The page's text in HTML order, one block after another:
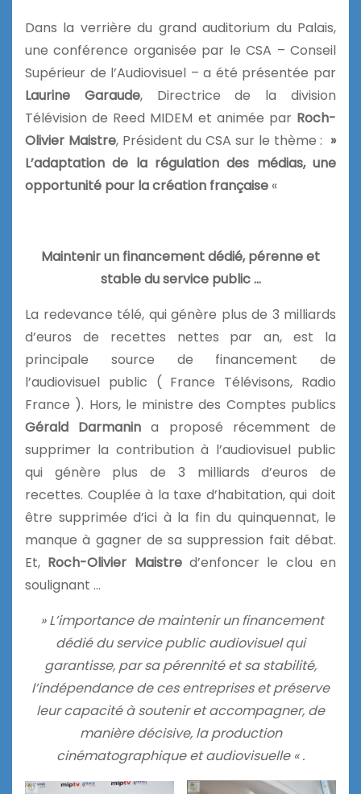
Dans la verrière du grand auditorium du Palais,
une conférence organisée par le CSA – Conseil
Supérieur de l’Audiovisuel – a été présentée par
Laurine Garaude, Directrice de la division
Télévision de Reed MIDEM et animée par Roch-
Olivier Maistre, Président du CSA sur le thème : »
L’adaptation de la régulation des médias, une
opportunité pour la création française «
Maintenir un financement dédié, pérenne et
stable du service public …
La redevance télé, qui génère plus de 3 milliards
d’euros de recettes nettes par an, est la
principale source de financement de
l’audiovisuel public ( France Télévisons, Radio
France ). Hors, le ministre des Comptes publics
Gérald Darmanin a proposé récemment de
supprimer la contribution à l’audiovisuel public
qui génère plus de 3 milliards d’euros de
recettes. Couplée à la taxe d’habitation, qui doit
être supprimée d’ici à la fin du quinquennat, le
manque à gagner de sa suppression fait débat.
Et, Roch-Olivier Maistred’enfoncer le clou en
soulignant …
» L’importance de maintenir un financement
dédié du service public audiovisuel qui
garantisse, par sa pérennité et sa stabilité,
l’indépendance de ces entreprises et préserve
leur capacité à soutenir et accompagner, de
manière décisive, la production
cinématographique et audiovisuelle « .